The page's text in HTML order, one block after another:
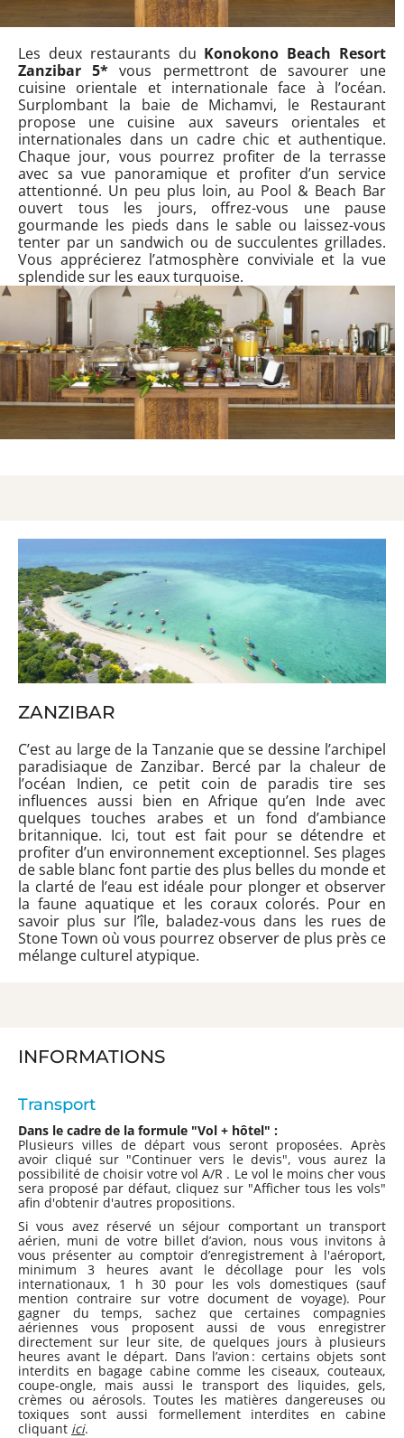
Les deux restaurants du Konokono Beach Resort
Zanzibar 5*vous permettront de savourer une
cuisine orientale et internationale face à l’océan.
Surplombant la baie de Michamvi, le Restaurant
propose une cuisine aux saveurs orientales et
internationales dans un cadre chic et authentique.
Chaque jour, vous pourrez profiter de la terrasse
avec sa vue panoramique et profiter d’un service
attentionné. Un peu plus loin, au Pool & Beach Bar
ouvert tous les jours, offrez-vous une pause
gourmande les pieds dans le sable ou laissez-vous
tenter par un sandwich ou de succulentes grillades.
Vous apprécierez l’atmosphère conviviale et la vue
splendide sur les eaux turquoise.
ZANZIBAR
C’est au large de la Tanzanie que se dessine l’archipel
paradisiaque de Zanzibar. Bercé par la chaleur de
l’océan Indien, ce petit coin de paradis tire ses
influences aussi bien en Afrique qu’en Inde avec
quelques touches arabes et un fond d’ambiance
britannique. Ici, tout est fait pour se détendre et
profiter d’un environnement exceptionnel. Ses plages
de sable blanc font partie des plus belles du monde et
la clarté de l’eau est idéale pour plonger et observer
la faune aquatique et les coraux colorés. Pour en
savoir plus sur l’île, baladez-vous dans les rues de
Stone Town où vous pourrez observer de plus près ce
mélange culturel atypique.
INFORMATIONS
Transport
Dans le cadre de la formule "Vol + hôtel" :
Plusieurs villes de départ vous seront proposées. Après
avoir cliqué sur "Continuer vers le devis", vous aurez la
possibilité de choisir votre vol A/R . Le vol le moins cher vous
sera proposé par défaut, cliquez sur "Afficher tous les vols"
afin d'obtenir d'autres propositions.
Si vous avez réservé un séjour comportant un transport
aérien, muni de votre billet d’avion, nous vous invitons à
vous présenter au comptoir d’enregistrement à l'aéroport,
minimum 3 heures avant le décollage pour les vols
internationaux, 1 h 30 pour les vols domestiques (sauf
mention contraire sur votre document de voyage). Pour
gagner du temps, sachez que certaines compagnies
aériennes vous proposent aussi de vous enregistrer
directement sur leur site, de quelques jours à plusieurs
heures avant le départ. Dans l’avion : certains objets sont
interdits en bagage cabine comme les ciseaux, couteaux,
coupe-ongle, mais aussi le transport des liquides, gels,
crèmes ou aérosols. Toutes les matières dangereuses ou
toxiques sont aussi formellement interdites en cabine
cliquant ici.